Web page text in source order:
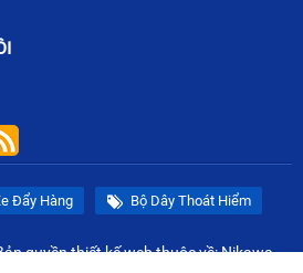
Đẩy Hàng
Bộ Dây Thoát Hiểm
quyềnthiết kế webthuộc về: Nikawa